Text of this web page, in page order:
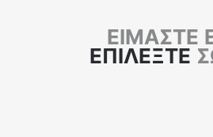
ΕΙΜΑΣΤΕ
ΕΠΙΛΕΞΤΕ